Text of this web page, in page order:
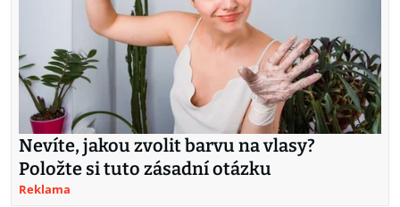
Nevíte, jakou zvolit barvu na vlasy?
Položte si tuto zásadní otázku
Reklama